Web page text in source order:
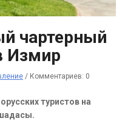
чартерный
Измир
/ Комментариев: 0
туристов на